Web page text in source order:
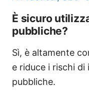
È sicuro
pubbliche?
Sì, è altamente
e riduce i rischi
pubbliche.